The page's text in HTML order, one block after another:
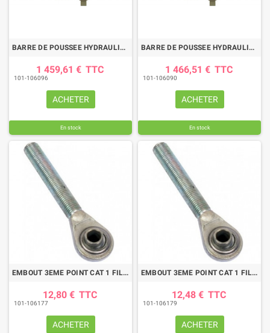
BARRE DE POUSSEE HYDRAULIQUE SANS CHAPE-CROCHET LG 625-810 CAT3
1 459,61 € TTC
101-106096
ACHETER
En stock
BARRE DE POUSSEE HYDRAULIQUE SANS CHAPE-CROCHET LG 637-885 CAT3
1 466,51 € TTC
101-106090
ACHETER
En stock
EMBOUT 3EME POINT CAT 1 FILETA GE 27X300A DROITE
12,80 € TTC
101-106177
ACHETER
EMBOUT 3EME POINT CAT 1 FILETA GE 27X300A GAUCHE
12,48 € TTC
101-106179
ACHETER